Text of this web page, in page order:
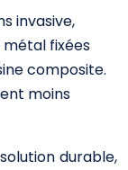
invasive,
fixées
composite.
moins
durable,